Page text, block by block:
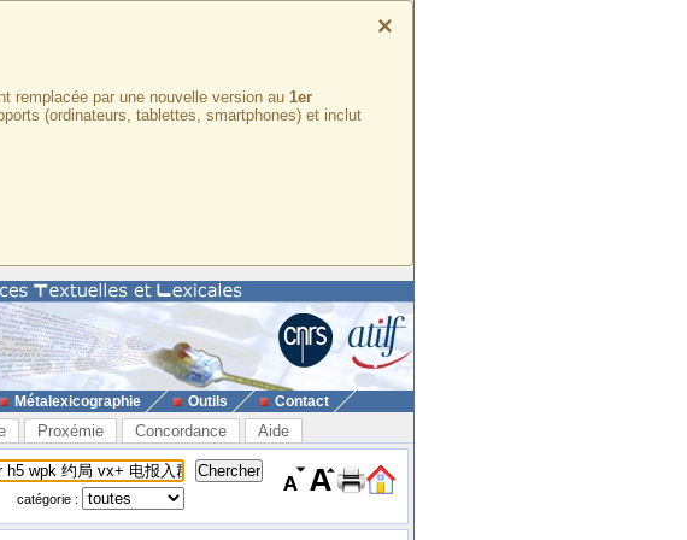
×
remplacée par une nouvelle version au 1er
(ordinateurs, tablettes, smartphones) et inclut
Métalexicographie Outils Contact
Proxémie Concordance Aide
catégorie :